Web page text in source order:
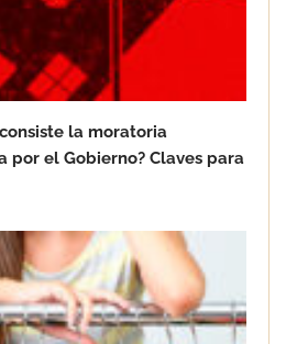
el auge de la
en los
la compañía Ascan
consiste la moratoria
por el Gobierno? Claves para